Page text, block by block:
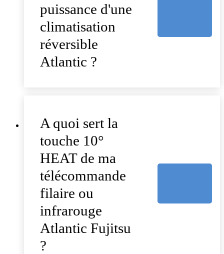
puissance d'une
climatisation
réversible
Atlantic ?
A quoi sert la
touche 10°
HEAT de ma
télécommande
filaire ou
infrarouge
Atlantic Fujitsu
?